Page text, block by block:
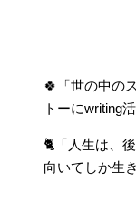
🍀「世の中の
トーにwriting
🐈「人生は、
向いてしか生